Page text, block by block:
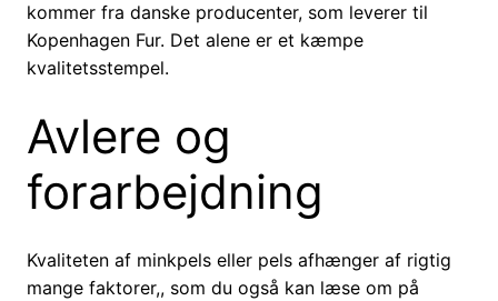
kommer fra danske producenter, som leverer til
Kopenhagen Fur. Det alene er et kæmpe
kvalitetsstempel.
Avlere og
forarbejdning
Kvaliteten af minkpels eller pels afhænger af rigtig
mange faktorer,, som du også kan læse om på